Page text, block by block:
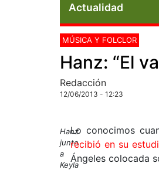
Actualidad
MÚSICA Y FOLCLOR
Hanz: “El
Redacción
12/06/2013 - 12:23
Hanz
junto
a
Keyla
Lo conocimos
recibió en su
Ángeles colocada